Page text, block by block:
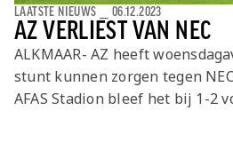
AZ VERLIEST VAN NEC
LAATSTE NIEUWS 06.12.2023
ALKMAAR- AZ heeft
stunt kunnen zorgen tegen
AFAS Stadion bleef het bij 1-2